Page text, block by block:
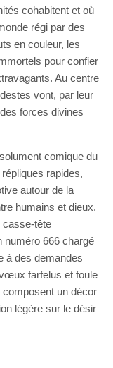
cohabitent et où
régi par des
en couleur, les
pour confier
Au centre
vont, par leur
forces divines
comique du
rapides,
autour de la
humains et dieux.
tête
numéro 666 chargé
à des demandes
farfelus et foule
un décor
légère sur le désir